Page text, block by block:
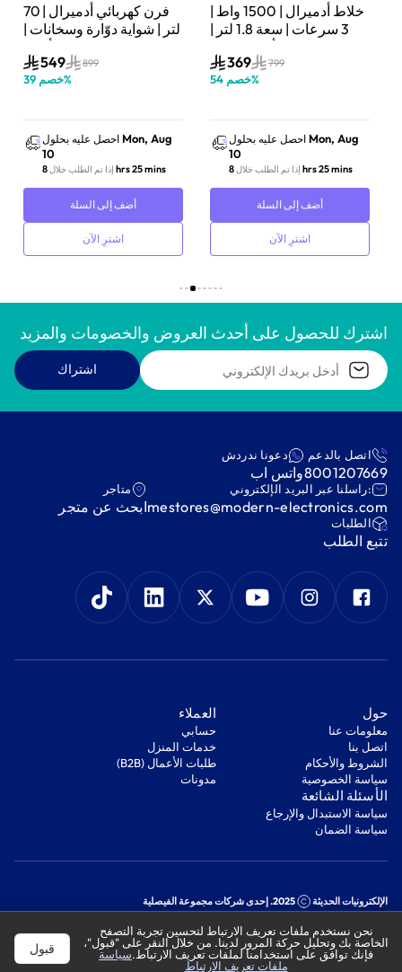
فرن كهربائي أدميرال | 70
لتر | شواية دوّارة وسخانات |
549
899
خصم 39 %
احصل عليه بحلول Mon, Aug
10
إذا تم الطلب خلال 8 hrs 25 mins
أضف إلى السلة
اشترِ الآن
خلاط أدميرال | 1500 واط |
3 سرعات | سعة 1.8 لتر |
369
799
خصم 54 %
احصل عليه بحلول Mon, Aug
10
إذا تم الطلب خلال 8 hrs 25 mins
أضف إلى السلة
اشترِ الآن
اشترك للحصول على أحدث العروض والخصومات والمزيد
اشتراك
اتصل بالدعم
8001207669
دعونا ندردش
واتس اب
:راسلنا عبر البريد الإلكتروني
mestores@modern-electronics.com
متاجر
ابحث عن متجر
‫الطلبات‬
‫تتبع الطلب‬
‫حول‬
معلومات عنا
اتصل بنا
‫الشروط والأحكام‬
‫سياسة الخصوصية‬
‫العملاء‬
‫حسابي‬
‫خدمات المنزل‬
‫طلبات الأعمال (B2B)‬
مدونات
‫الأسئلة الشائعة‬
‫سياسة الاستبدال والإرجاع‬
‫سياسة الضمان‬
الإلكترونيات الحديثة 2025. إحدى شركات مجموعة الفيصلية
الرقم الضريبي: 301244989910003
نحن نستخدم ملفات تعريف الارتباط لتحسين تجربة التصفح
الخاصة بك وتحليل حركة المرور لدينا. من خلال النقر على "قبول"،
فإنك توافق على استخدامنا لملفات تعريف الارتباط.سياسة
ملفات تعريف الارتباط
قبول